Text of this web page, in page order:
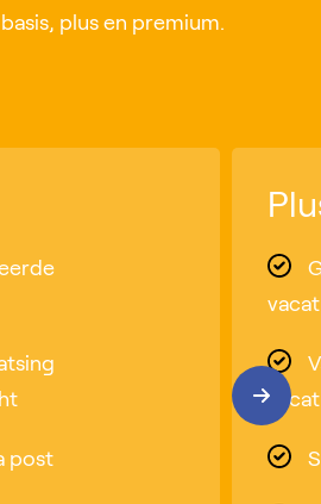
plus en premium.
post